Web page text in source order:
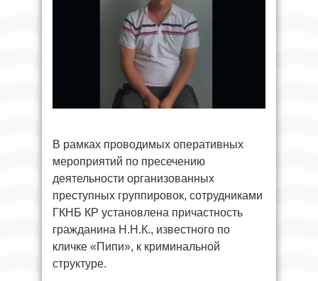
В рамках проводимых оперативных
мероприятий по пресечению
деятельности организованных
преступных группировок, сотрудниками
ГКНБ КР установлена причастность
гражданина Н.Н.К., известного по
кличке «Пипи», к криминальной
структуре.